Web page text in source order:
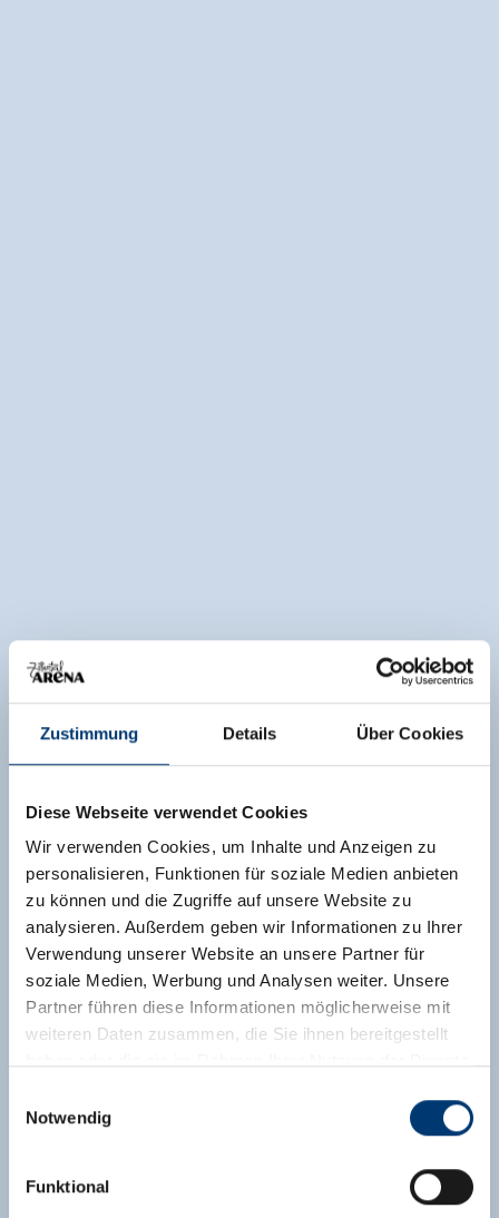
Zustimmung Details Über Cookies
Diese Webseite verwendet Cookies
Wir verwenden Cookies, um Inhalte und Anzeigen zu
personalisieren, Funktionen für soziale Medien anbieten
zu können und die Zugriffe auf unsere Website zu
analysieren. Außerdem geben wir Informationen zu Ihrer
Verwendung unserer Website an unsere Partner für
soziale Medien, Werbung und Analysen weiter. Unsere
Partner führen diese Informationen möglicherweise mit
weiteren Daten zusammen, die Sie ihnen bereitgestellt
Rohr 23// A-6280 Zell am Ziller
Notwendig
Funktional